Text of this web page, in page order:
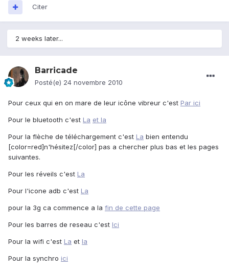
Citer
2 weeks later...
Barricade
Posté(e) 24 novembre 2010
Pour ceux qui en on mare de leur icône vibreur c'est Par ici
Pour le bluetooth c'est La et la
Pour la flèche de téléchargement c'est La bien entendu
[color=red]n'hésitez[/color] pas a chercher plus bas et les pages
suivantes.
Pour les réveils c'est La
Pour l'icone adb c'est La
pour la 3g ca commence a la fin de cette page
Pour les barres de reseau c'est Ici
Pour la wifi c'est La et la
Pour la synchro ici